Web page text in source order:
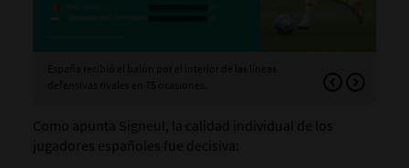
Como apunta Signeul, la calidad individual de los
jugadores españoles fue decisiva: